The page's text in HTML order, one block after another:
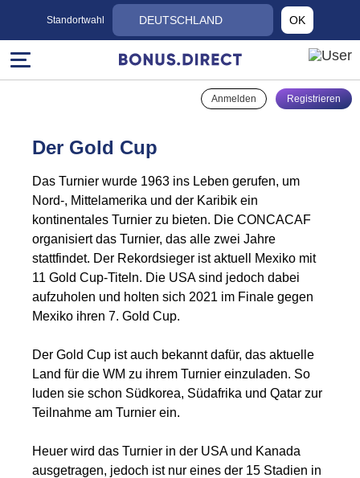
Standortwahl DEUTSCHLAND OK
Anmelden Registrieren
Der Gold Cup
Das Turnier wurde 1963 ins Leben gerufen, um
Nord-, Mittelamerika und der Karibik ein
kontinentales Turnier zu bieten. Die CONCACAF
organisiert das Turnier, das alle zwei Jahre
stattfindet. Der Rekordsieger ist aktuell Mexiko mit
11 Gold Cup-Titeln. Die USA sind jedoch dabei
aufzuholen und holten sich 2021 im Finale gegen
Mexiko ihren 7. Gold Cup.
Der Gold Cup ist auch bekannt dafür, das aktuelle
Land für die WM zu ihrem Turnier einzuladen. So
luden sie schon Südkorea, Südafrika und Qatar zur
Teilnahme am Turnier ein.
Heuer wird das Turnier in der USA und Kanada
ausgetragen, jedoch ist nur eines der 15 Stadien in